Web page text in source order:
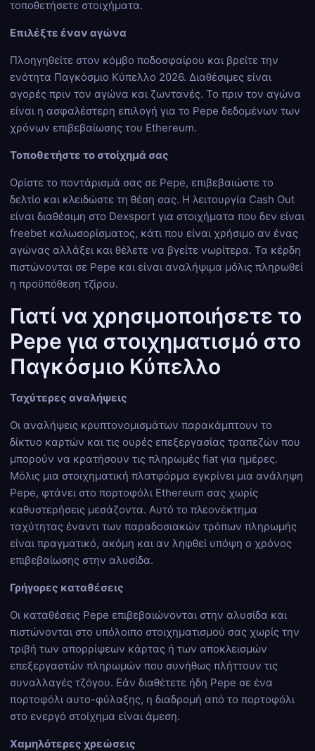
τοποθετήσετε στοιχήματα.
Επιλέξτε έναν αγώνα
Πλοηγηθείτε στον κόμβο ποδοσφαίρου και βρείτε την
ενότητα Παγκόσμιο Κύπελλο 2026. Διαθέσιμες είναι
αγορές πριν τον αγώνα και ζωντανές. Το πριν τον αγώνα
είναι η ασφαλέστερη επιλογή για το Pepe δεδομένων των
χρόνων επιβεβαίωσης του Ethereum.
Τοποθετήστε το στοίχημά σας
Ορίστε το ποντάρισμά σας σε Pepe, επιβεβαιώστε το
δελτίο και κλειδώστε τη θέση σας. Η λειτουργία Cash Out
είναι διαθέσιμη στο Dexsport για στοιχήματα που δεν είναι
freebet καλωσορίσματος, κάτι που είναι χρήσιμο αν ένας
αγώνας αλλάξει και θέλετε να βγείτε νωρίτερα. Τα κέρδη
πιστώνονται σε Pepe και είναι αναλήψιμα μόλις πληρωθεί
η προϋπόθεση τζίρου.
Γιατί να χρησιμοποιήσετε το
Pepe για στοιχηματισμό στο
Παγκόσμιο Κύπελλο
Ταχύτερες αναλήψεις
Οι αναλήψεις κρυπτονομισμάτων παρακάμπτουν το
δίκτυο καρτών και τις ουρές επεξεργασίας τραπεζών που
μπορούν να κρατήσουν τις πληρωμές fiat για ημέρες.
Μόλις μια στοιχηματική πλατφόρμα εγκρίνει μια ανάληψη
Pepe, φτάνει στο πορτοφόλι Ethereum σας χωρίς
καθυστερήσεις μεσάζοντα. Αυτό το πλεονέκτημα
ταχύτητας έναντι των παραδοσιακών τρόπων πληρωμής
είναι πραγματικό, ακόμη και αν ληφθεί υπόψη ο χρόνος
επιβεβαίωσης στην αλυσίδα.
Γρήγορες καταθέσεις
Οι καταθέσεις Pepe επιβεβαιώνονται στην αλυσίδα και
πιστώνονται στο υπόλοιπο στοιχηματισμού σας χωρίς την
τριβή των απορρίψεων κάρτας ή των αποκλεισμών
επεξεργαστών πληρωμών που συνήθως πλήττουν τις
συναλλαγές τζόγου. Εάν διαθέτετε ήδη Pepe σε ένα
πορτοφόλι αυτο-φύλαξης, η διαδρομή από το πορτοφόλι
στο ενεργό στοίχημα είναι άμεση.
Χαμηλότερες χρεώσεις